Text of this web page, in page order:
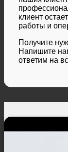
клиент
работы и
Получите
Напишите
ответим на